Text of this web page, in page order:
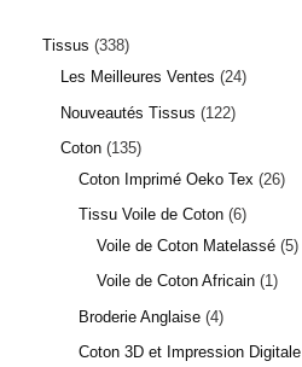
Tissus 338
Les Meilleures Ventes 24
Nouveautés Tissus
122
Coton 135
Coton Imprimé Oeko Tex
26
Tissu Voile de Coton 6
Voile de Coton Matelassé 5
Voile de Coton Africain 1
Broderie Anglaise 4
Coton 3D et Impression Digitale